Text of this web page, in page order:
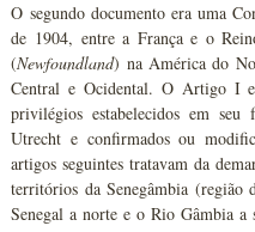
O segundo documento era uma
de 1904, entre a França e o
(Newfoundland) na América do
Central e Ocidental. O Artigo I
privilégios estabelecidos em
Utrecht e confirmados ou
artigos seguintes tratavam da
territórios da Senegâmbia
Senegal a norte e o Rio Gâmbia